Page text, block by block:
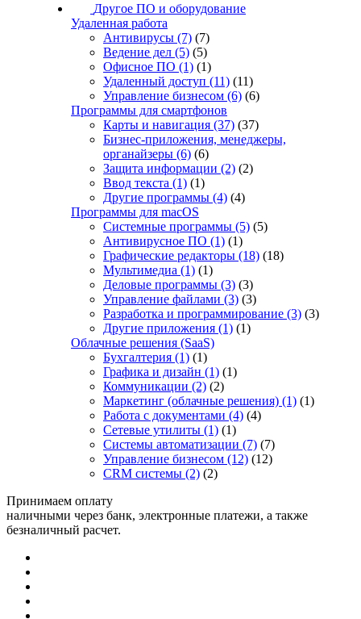
Другое ПО и оборудование
Удаленная работа
Антивирусы (7) (7)
Ведение дел (5) (5)
Офисное ПО (1) (1)
Удаленный доступ (11) (11)
Управление бизнесом (6) (6)
Программы для смартфонов
Карты и навигация (37) (37)
Бизнес-приложения, менеджеры,
органайзеры (6) (6)
Защита информации (2) (2)
Ввод текста (1) (1)
Другие программы (4) (4)
Программы для macOS
Системные программы (5) (5)
Антивирусное ПО (1) (1)
Графические редакторы (18) (18)
Мультимедиа (1) (1)
Деловые программы (3) (3)
Управление файлами (3) (3)
Разработка и программирование (3) (3)
Другие приложения (1) (1)
Облачные решения (SaaS)
Бухгалтерия (1) (1)
Графика и дизайн (1) (1)
Коммуникации (2) (2)
Маркетинг (облачные решения) (1) (1)
Работа с документами (4) (4)
Сетевые утилиты (1) (1)
Системы автоматизации (7) (7)
Управление бизнесом (12) (12)
CRM системы (2) (2)
Принимаем оплату
наличными через банк, электронные платежи, а также
безналичный расчет.